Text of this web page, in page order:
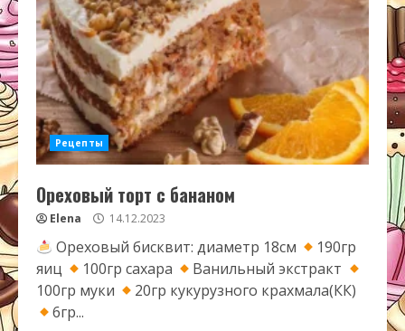
Рецепты
Ореховый торт с бананом
Elena 14.12.2023
Ореховый бисквит: диаметр 18см
190гр
яиц
100гр сахара
Ванильный экстракт
100гр муки
20гр кукурузного крахмала(КК)
6гр...